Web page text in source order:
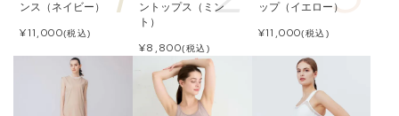
ンス（ネイビー）
¥11,000(税込)
ントップス（ミン
ト）
¥8,800(税込)
ップ（イエロー）
¥11,000(税込)